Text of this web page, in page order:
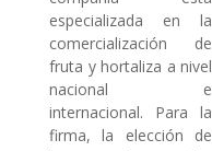
especializada en la
comercialización de
fruta y hortaliza a nivel
nacional e
internacional. Para la
firma, la elección de